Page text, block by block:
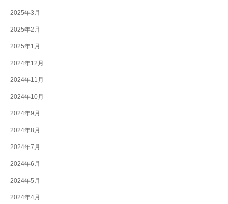
2025年3月
2025年2月
2025年1月
2024年12月
2024年11月
2024年10月
2024年9月
2024年8月
2024年7月
2024年6月
2024年5月
2024年4月